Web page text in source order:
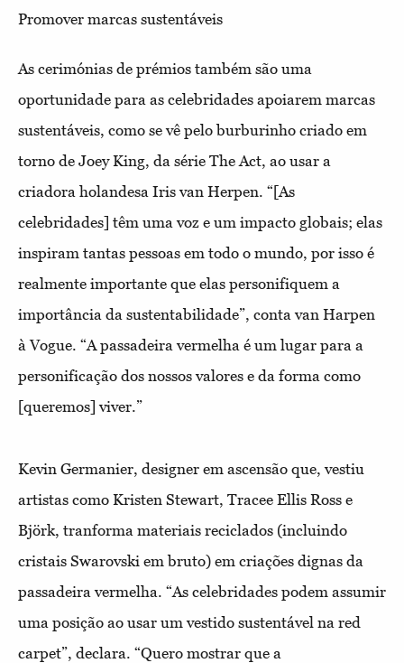
Promover marcas sustentáveis
As cerimónias de prémios também são uma
oportunidade para as celebridades apoiarem marcas
sustentáveis, como se vê pelo burburinho criado em
torno de Joey King, da série The Act, ao usar a
criadora holandesa Iris van Herpen. “[As
celebridades] têm uma voz e um impacto globais; elas
inspiram tantas pessoas em todo o mundo, por isso é
realmente importante que elas personifiquem a
importância da sustentabilidade”, conta van Harpen
à Vogue. “A passadeira vermelha é um lugar para a
personificação dos nossos valores e da forma como
[queremos] viver.”
Kevin Germanier, designer em ascensão que, vestiu
artistas como Kristen Stewart, Tracee Ellis Ross e
Björk, tranforma materiais reciclados (incluindo
cristais Swarovski em bruto) em criações dignas da
passadeira vermelha. “As celebridades podem assumir
uma posição ao usar um vestido sustentável na red
carpet”, declara. “Quero mostrar que a